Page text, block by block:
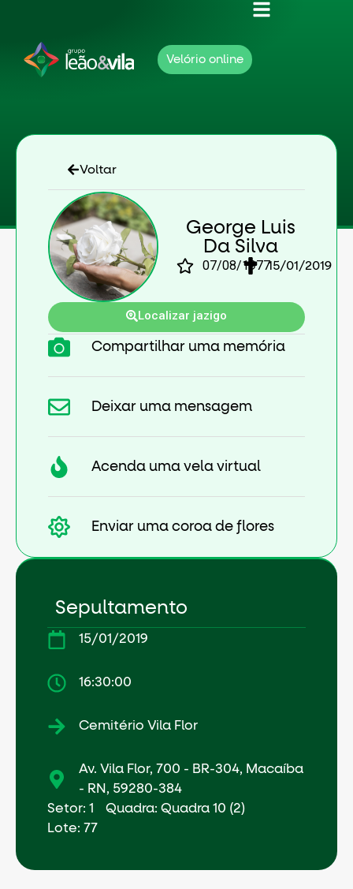
Velório online
Voltar
George Luis
Da Silva
07/08/197715/01/2019
Localizar jazigo
Compartilhar uma memória
Deixar uma mensagem
Acenda uma vela virtual
Enviar uma coroa de flores
Sepultamento
15/01/2019
16:30:00
Cemitério Vila Flor
Av. Vila Flor, 700 - BR-304, Macaíba
- RN, 59280-384
Setor: 1
Quadra: Quadra 10 (2)
Lote: 77